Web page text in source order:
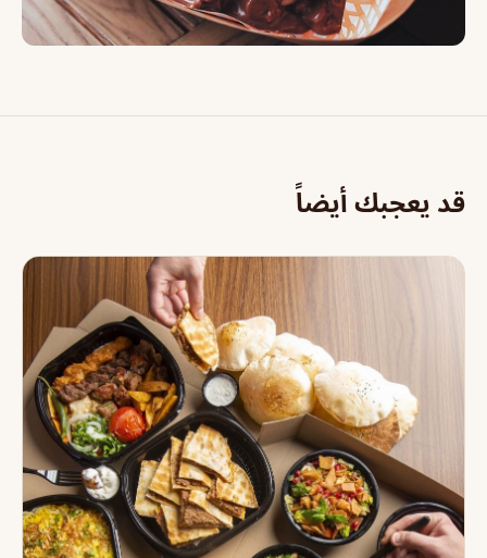
قد يعجبك أيضاً